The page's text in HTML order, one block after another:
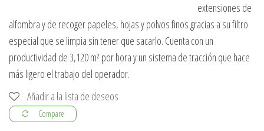
extensiones de
alfombra y de recoger papeles, hojas y polvos finos gracias a su filtro
especial que se limpia sin tener que sacarlo. Cuenta con un
productividad de 3,120 m² por hora y un sistema de tracción que hace
más ligero el trabajo del operador.
Añadir a la lista de deseos
Compare